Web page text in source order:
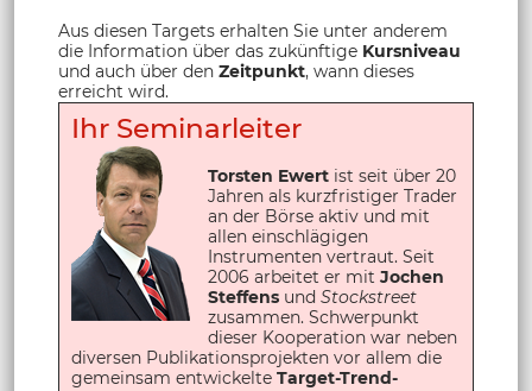
Aus diesen Targets erhalten Sie unter anderem
die Information über das zukünftige Kursniveau
und auch über den Zeitpunkt, wann dieses
erreicht wird.
Ihr Seminarleiter
Torsten Ewert ist seit über 20
Jahren als kurzfristiger Trader
an der Börse aktiv und mit
allen einschlägigen
Instrumenten vertraut. Seit
2006 arbeitet er mit Jochen
Steffens und Stockstreet
zusammen. Schwerpunkt
dieser Kooperation war neben
diversen Publikationsprojekten vor allem die
gemeinsam entwickelte Target-Trend-